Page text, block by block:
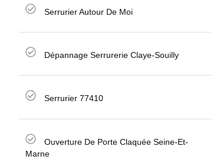
Serrurier Autour De Moi
Dépannage Serrurerie Claye-Souilly
Serrurier 77410
Ouverture De Porte Claquée Seine-Et-
Marne